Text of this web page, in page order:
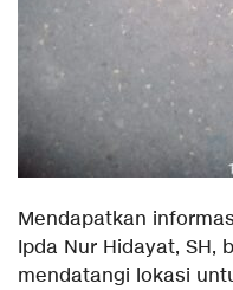
Mendapatkan
Ipda Nur Hidayat, SH,
mendatangi lokasi